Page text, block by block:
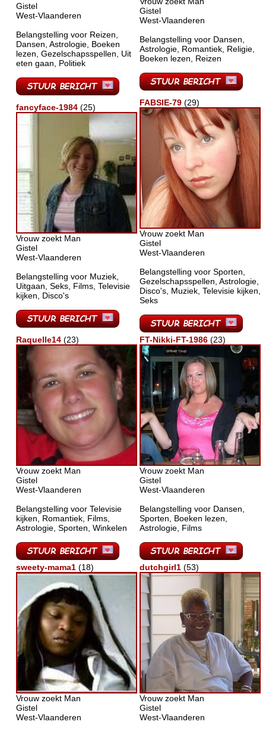
Gistel
West-Vlaanderen
Belangstelling voor Reizen,
Dansen, Astrologie, Boeken
lezen, Gezelschapsspellen, Uit
eten gaan, Politiek
Gistel
West-Vlaanderen
Belangstelling voor Dansen,
Astrologie, Romantiek, Religie,
Boeken lezen, Reizen
fancyface-1984 (25)
Vrouw zoekt Man
Gistel
West-Vlaanderen
Belangstelling voor Muziek,
Uitgaan, Seks, Films, Televisie
kijken, Disco's
FABSIE-79 (29)
Vrouw zoekt Man
Gistel
West-Vlaanderen
Belangstelling voor Sporten,
Gezelschapsspellen, Astrologie,
Disco's, Muziek, Televisie kijken,
Seks
Raquelle14 (23)
Vrouw zoekt Man
Gistel
West-Vlaanderen
Belangstelling voor Televisie
kijken, Romantiek, Films,
Astrologie, Sporten, Winkelen
FT-Nikki-FT-1986 (23)
Vrouw zoekt Man
Gistel
West-Vlaanderen
Belangstelling voor Dansen,
Sporten, Boeken lezen,
Astrologie, Films
sweety-mama1 (18)
Vrouw zoekt Man
Gistel
West-Vlaanderen
dutchgirl1 (53)
Vrouw zoekt Man
Gistel
West-Vlaanderen